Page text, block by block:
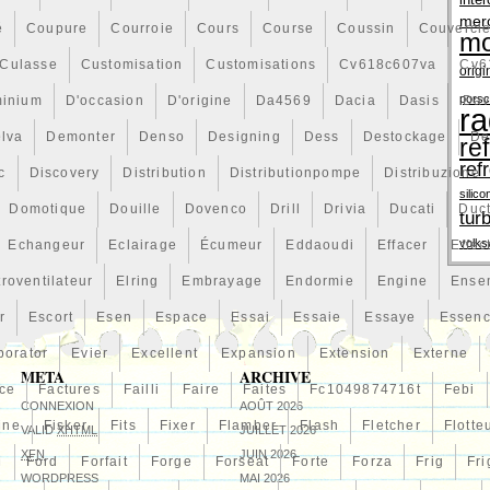
Coupure Courroie Cours Course Coussin
Culasse Customisation Customisations Cv618c607va
D'occasion D'origine Da4569 Dacia Dasis
Demonter Denso Designing Dess Destockage
Discovery Distribution Distributionpompe Distribuzione
Domotique Douille Dovenco Drill Drivia Ducati
Echangeur Eclairage Écumeur Eddaoudi Effacer
Elring Embrayage Endormie Engine
Escort Esen Espace Essai Essaie Essaye
Evier Excellent Expansion Extension Externe
Factures Failli Faire Faites Fc1049874716t Febi
Fisker Fits Fixer Flamber Flash Fletcher
Ford Forfait Forge Forseat Forte Forza Frig
avoir été monté sur le véhicule. Vous ne pouvez pas
comme un colis postal, ne collez pas le bon de
du remplaçant car notre société peut ne pas
de l’état de la pièce retournée (incomplète, abîmée,
remboursement pourra être refusé. Logiquement, si le
dans nos entrepôts et vérifié que toutes les
Autodesguaces Alicante acceptera le retour du
de son montant selon le mode de paiement
de la nouveau produit.
META
CONNEXION
VALIDXHTML
XFN
WORDPRESS
ARCHIVE
AOÛT 2026
JUILLET 2026
JUIN 2026
MAI 2026